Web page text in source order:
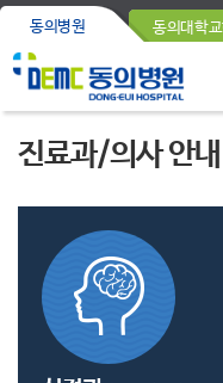
동의병원 동의대학
진료과/의사 안내